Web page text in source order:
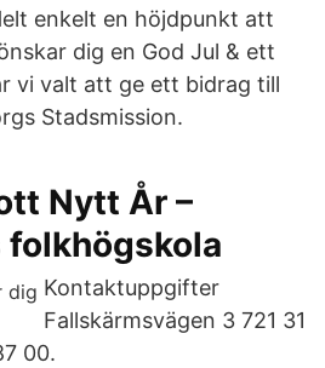
enkelt en höjdpunkt att
dig en God Jul & ett
vi valt att ge ett bidrag till
Stadsmission.
Nytt År –
folkhögskola
Kontaktuppgifter
Fallskärmsvägen​ 3​ 721​ 31​
00.